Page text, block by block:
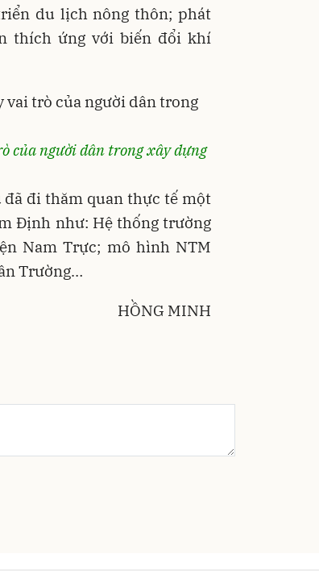
du lịch nông thôn; phát
thích ứng với biến đổi khí
của người dân trong xây dựng
đã đi thăm quan thực tế một
Định như: Hệ thống trường
Nam Trực; mô hình NTM
Trường…
HỒNG MINH